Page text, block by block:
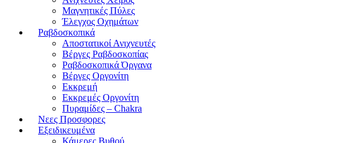
Μαγνητικές Πύλες
Έλεγχος Οχημάτων
Ραβδοσκοπικά
Αποστατικοί Ανιχνευτές
Βέργες Ραβδοσκοπίας
Ραβδοσκοπικά Όργανα
Βέργες Οργονίτη
Εκκρεμή
Εκκρεμές Οργονίτη
Πυραμίδες – Chakra
Νεες Προσφορες
Εξειδικευμένα
Κάμερες Βυθού